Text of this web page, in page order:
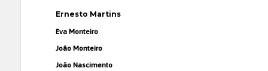
Ernesto Martins
Eva Monteiro
João Monteiro
João Nascimento